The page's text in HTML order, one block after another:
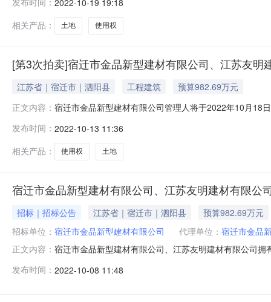
卖活动，现公告如下：一、拍卖标的宿迁市金品新型建
相关产品：
土地 使用权
[第3次拍卖]宿迁市金品新型建材有限公司、江苏友
江苏省｜宿迁市｜泗阳县 工程建筑
预算982.69万元
正文内容： 宿迁市金品新型建材有限公司管理人将于2022年10月18
司拥有的厂房、办公楼、土地使用权、门卫室等全部资
发布时间： 2022-10-13 11:36
相关产品：
使用权 土地
宿迁市金品新型建材有限公司、江苏友明建材有限公
招标｜招标公告 江苏省｜宿迁市｜泗阳县
预算982.69万元
招标单位： 宿迁市金品新型建材有限公司 代理单位： 宿迁市金品
正文内容： 宿迁市金品新型建材有限公司、江苏友明建材有限公司
卖活动，现公告如下：一、拍卖标的宿迁市金品新型建
发布时间： 2022-10-08 11:48